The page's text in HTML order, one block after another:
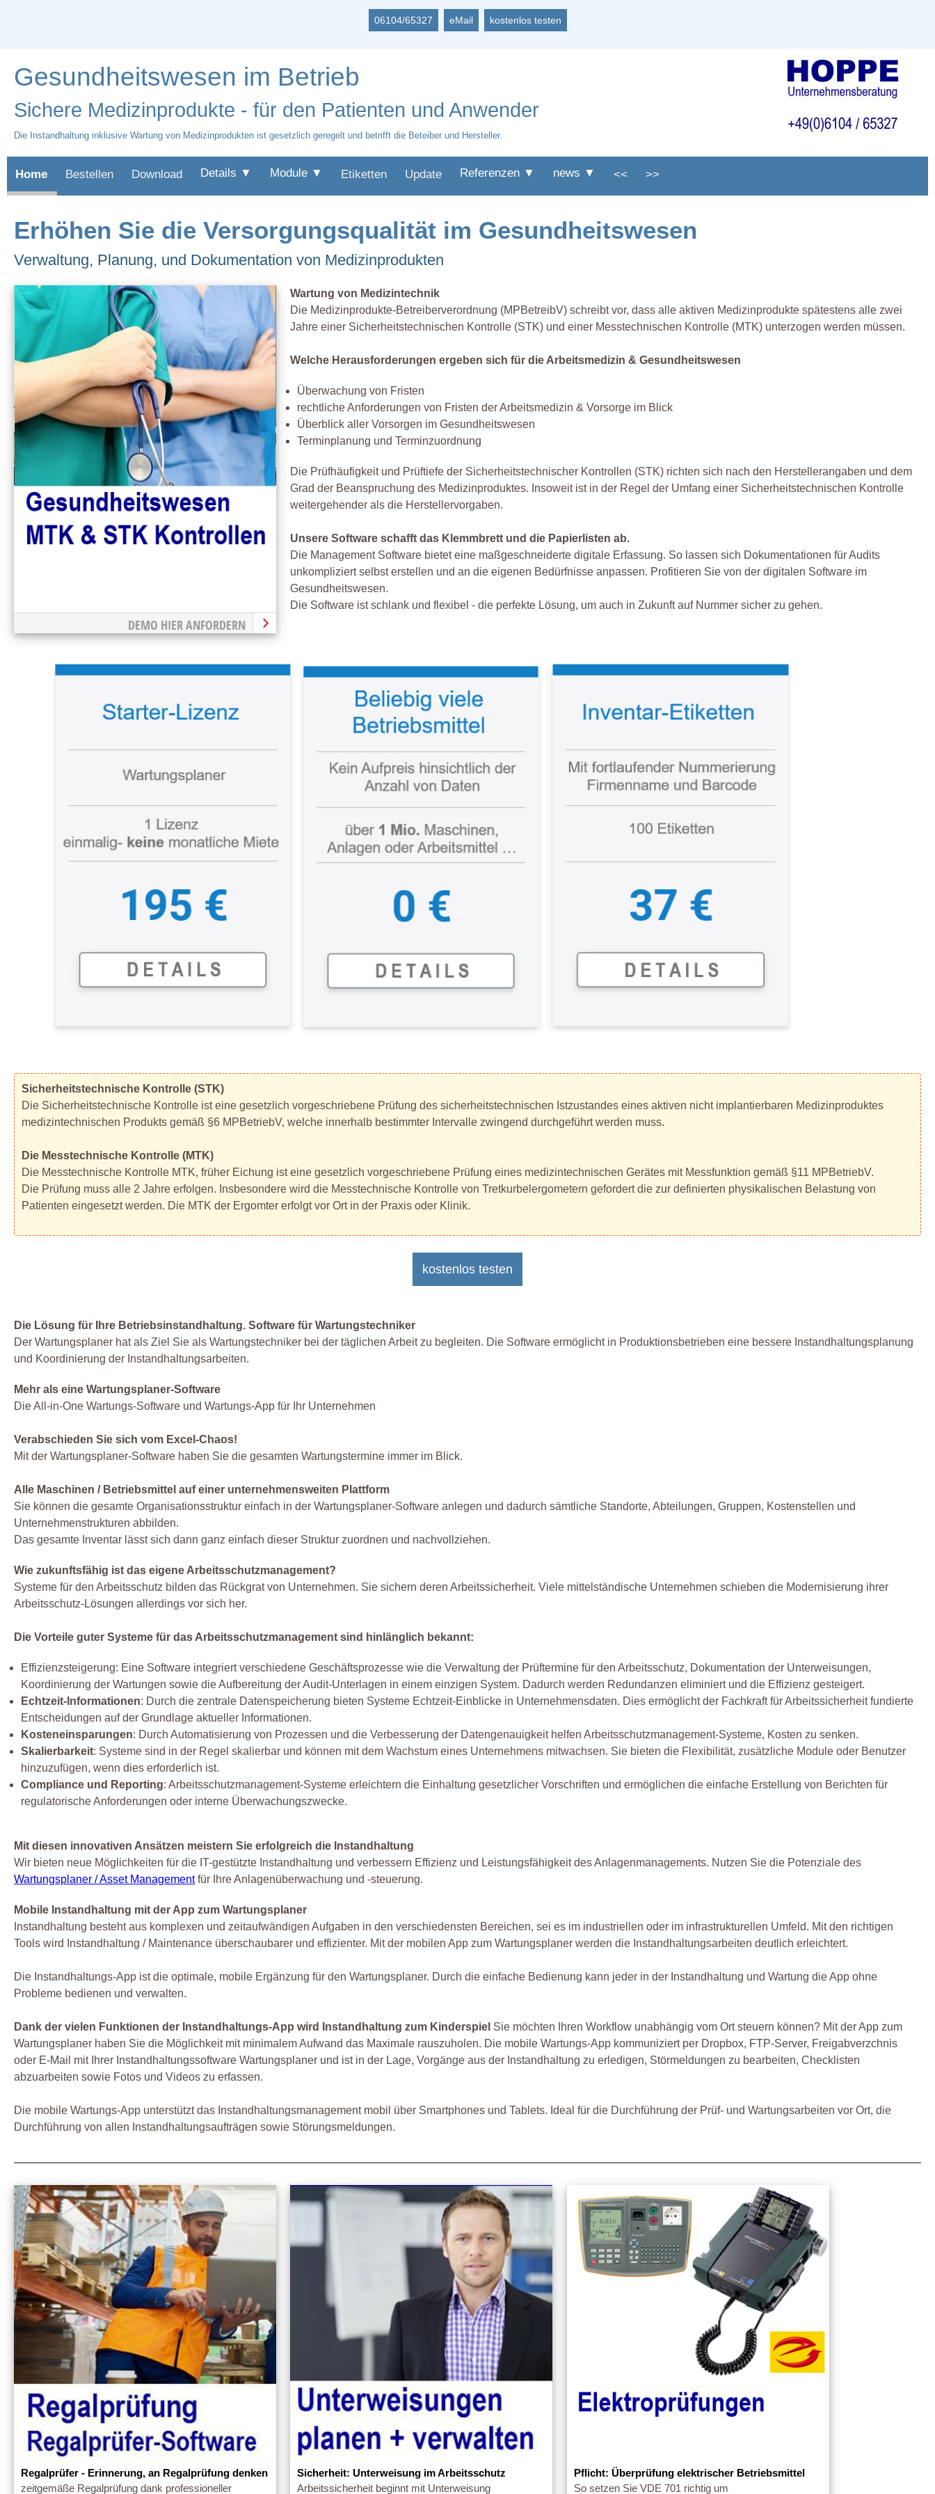
06104/65327 eMail kostenlos testen
Gesundheitswesen im Betrieb
Sichere Medizinprodukte - für den Patienten und Anwender
Die Instandhaltung inklusive Wartung von Medizinprodukten ist gesetzlich geregelt und betrifft die Beteiber und Hersteller.
Home Bestellen Download Details ▼ Module ▼ Etiketten Update Referenzen ▼ news ▼ << >>
Erhöhen Sie die Versorgungsqualität im Gesundheitswesen
Verwaltung, Planung, und Dokumentation von Medizinprodukten
DEMO HIER ANFORDERN
Wartung von Medizintechnik
Die Medizinprodukte-Betreiberverordnung (MPBetreibV) schreibt vor, dass alle aktiven Medizinprodukte spätestens alle zwei
Jahre einer Sicherheitstechnischen Kontrolle (STK) und einer Messtechnischen Kontrolle (MTK) unterzogen werden müssen.
Welche Herausforderungen ergeben sich für die Arbeitsmedizin & Gesundheitswesen
Überwachung von Fristen
rechtliche Anforderungen von Fristen der Arbeitsmedizin & Vorsorge im Blick
Überblick aller Vorsorgen im Gesundheitswesen
Terminplanung und Terminzuordnung
Die Prüfhäufigkeit und Prüftiefe der Sicherheitstechnischer Kontrollen (STK) richten sich nach den Herstellerangaben und dem
Grad der Beanspruchung des Medizinproduktes. Insoweit ist in der Regel der Umfang einer Sicherheitstechnischen Kontrolle
weitergehender als die Herstellervorgaben.
Unsere Software schafft das Klemmbrett und die Papierlisten ab.
Die Management Software bietet eine maßgeschneiderte digitale Erfassung. So lassen sich Dokumentationen für Audits
unkompliziert selbst erstellen und an die eigenen Bedürfnisse anpassen. Profitieren Sie von der digitalen Software im
Gesundheitswesen.
Die Software ist schlank und flexibel - die perfekte Lösung, um auch in Zukunft auf Nummer sicher zu gehen.
Sicherheitstechnische Kontrolle (STK)
Die Sicherheitstechnische Kontrolle ist eine gesetzlich vorgeschriebene Prüfung des sicherheitstechnischen Istzustandes eines aktiven nicht implantierbaren Medizinproduktes
medizintechnischen Produkts gemäß §6 MPBetriebV, welche innerhalb bestimmter Intervalle zwingend durchgeführt werden muss.
Die Messtechnische Kontrolle (MTK)
Die Messtechnische Kontrolle MTK, früher Eichung ist eine gesetzlich vorgeschriebene Prüfung eines medizintechnischen Gerätes mit Messfunktion gemäß §11 MPBetriebV.
Die Prüfung muss alle 2 Jahre erfolgen. Insbesondere wird die Messtechnische Kontrolle von Tretkurbelergometern gefordert die zur definierten physikalischen Belastung von
Patienten eingesetzt werden. Die MTK der Ergomter erfolgt vor Ort in der Praxis oder Klinik.
kostenlos testen
Die Lösung für Ihre Betriebsinstandhaltung. Software für Wartungstechniker
Der Wartungsplaner hat als Ziel Sie als Wartungstechniker bei der täglichen Arbeit zu begleiten. Die Software ermöglicht in Produktionsbetrieben eine bessere Instandhaltungsplanung
und Koordinierung der Instandhaltungsarbeiten.
Mehr als eine Wartungsplaner-Software
Die All-in-One Wartungs-Software und Wartungs-App für Ihr Unternehmen
Verabschieden Sie sich vom Excel-Chaos!
Mit der Wartungsplaner-Software haben Sie die gesamten Wartungstermine immer im Blick.
Alle Maschinen / Betriebsmittel auf einer unternehmensweiten Plattform
Sie können die gesamte Organisationsstruktur einfach in der Wartungsplaner-Software anlegen und dadurch sämtliche Standorte, Abteilungen, Gruppen, Kostenstellen und
Unternehmenstrukturen abbilden.
Das gesamte Inventar lässt sich dann ganz einfach dieser Struktur zuordnen und nachvollziehen.
Wie zukunftsfähig ist das eigene Arbeitsschutzmanagement?
Systeme für den Arbeitsschutz bilden das Rückgrat von Unternehmen. Sie sichern deren Arbeitssicherheit. Viele mittelständische Unternehmen schieben die Modernisierung ihrer
Arbeitsschutz-Lösungen allerdings vor sich her.
Die Vorteile guter Systeme für das Arbeitsschutzmanagement sind hinlänglich bekannt:
Effizienzsteigerung: Eine Software integriert verschiedene Geschäftsprozesse wie die Verwaltung der Prüftermine für den Arbeitsschutz, Dokumentation der Unterweisungen,
Koordinierung der Wartungen sowie die Aufbereitung der Audit-Unterlagen in einem einzigen System. Dadurch werden Redundanzen eliminiert und die Effizienz gesteigert.
Echtzeit-Informationen: Durch die zentrale Datenspeicherung bieten Systeme Echtzeit-Einblicke in Unternehmensdaten. Dies ermöglicht der Fachkraft für Arbeitssicherheit fundierte
Entscheidungen auf der Grundlage aktueller Informationen.
Kosteneinsparungen: Durch Automatisierung von Prozessen und die Verbesserung der Datengenauigkeit helfen Arbeitsschutzmanagement-Systeme, Kosten zu senken.
Skalierbarkeit: Systeme sind in der Regel skalierbar und können mit dem Wachstum eines Unternehmens mitwachsen. Sie bieten die Flexibilität, zusätzliche Module oder Benutzer
hinzuzufügen, wenn dies erforderlich ist.
Compliance und Reporting: Arbeitsschutzmanagement-Systeme erleichtern die Einhaltung gesetzlicher Vorschriften und ermöglichen die einfache Erstellung von Berichten für
regulatorische Anforderungen oder interne Überwachungszwecke.
Mit diesen innovativen Ansätzen meistern Sie erfolgreich die Instandhaltung
Wir bieten neue Möglichkeiten für die IT-gestützte Instandhaltung und verbessern Effizienz und Leistungsfähigkeit des Anlagenmanagements. Nutzen Sie die Potenziale des
Wartungsplaner / Asset Managementfür Ihre Anlagenüberwachung und -steuerung.
Mobile Instandhaltung mit der App zum Wartungsplaner
Instandhaltung besteht aus komplexen und zeitaufwändigen Aufgaben in den verschiedensten Bereichen, sei es im industriellen oder im infrastrukturellen Umfeld. Mit den richtigen
Tools wird Instandhaltung / Maintenance überschaubarer und effizienter. Mit der mobilen App zum Wartungsplaner werden die Instandhaltungsarbeiten deutlich erleichtert.
Die Instandhaltungs-App ist die optimale, mobile Ergänzung für den Wartungsplaner. Durch die einfache Bedienung kann jeder in der Instandhaltung und Wartung die App ohne
Probleme bedienen und verwalten.
Dank der vielen Funktionen der Instandhaltungs-App wird Instandhaltung zum Kinderspiel Sie möchten Ihren Workflow unabhängig vom Ort steuern können? Mit der App zum
Wartungsplaner haben Sie die Möglichkeit mit minimalem Aufwand das Maximale rauszuholen. Die mobile Wartungs-App kommuniziert per Dropbox, FTP-Server, Freigabverzchnis
oder E-Mail mit Ihrer Instandhaltungssoftware Wartungsplaner und ist in der Lage, Vorgänge aus der Instandhaltung zu erledigen, Störmeldungen zu bearbeiten, Checklisten
abzuarbeiten sowie Fotos und Videos zu erfassen.
Die mobile Wartungs-App unterstützt das Instandhaltungsmanagement mobil über Smartphones und Tablets. Ideal für die Durchführung der Prüf- und Wartungsarbeiten vor Ort, die
Durchführung von allen Instandhaltungsaufträgen sowie Störungsmeldungen.
Regalprüfer - Erinnerung, an Regalprüfung denken
zeitgemäße Regalprüfung dank professioneller
Sicherheit: Unterweisung im Arbeitsschutz
Arbeitssicherheit beginnt mit Unterweisung
Pflicht: Überprüfung elektrischer Betriebsmittel
So setzen Sie VDE 701 richtig um